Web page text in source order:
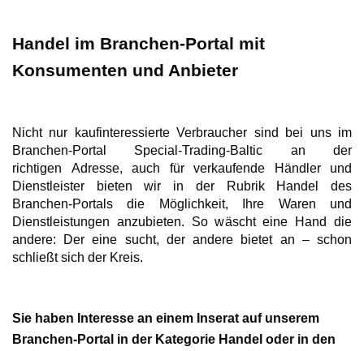
Handel im Branchen-Portal mit
Konsumenten und Anbieter
Nicht nur kaufinteressierte Verbraucher sind bei uns im
Branchen-Portal Special-Trading-Baltic an der
richtigen Adresse, auch für verkaufende Händler und
Dienstleister bieten wir in der Rubrik Handel des
Branchen-Portals die Möglichkeit, Ihre Waren und
Dienstleistungen anzubieten. So wäscht eine Hand die
andere: Der eine sucht, der andere bietet an – schon
schließt sich der Kreis.
Sie haben Interesse an einem Inserat auf unserem
Branchen-Portal in der Kategorie Handel oder in den